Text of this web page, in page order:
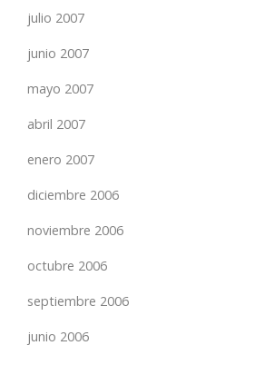
julio 2007
junio 2007
mayo 2007
abril 2007
enero 2007
diciembre 2006
noviembre 2006
octubre 2006
septiembre 2006
junio 2006